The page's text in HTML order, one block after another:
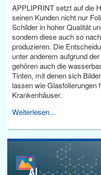
APPLIPRINT setzt auf die
seinen Kunden nicht nur
Schilder in hoher Qualität
sondern diese auch so
produzieren. Die
unter anderem aufgrund
gehören auch die
Tinten, mit denen sich
lassen wie Glasfolierungen
Krankenhäuser.
Weiterlesen...